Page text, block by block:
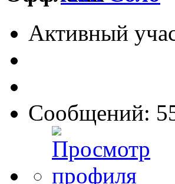
Активный
Сообщений: